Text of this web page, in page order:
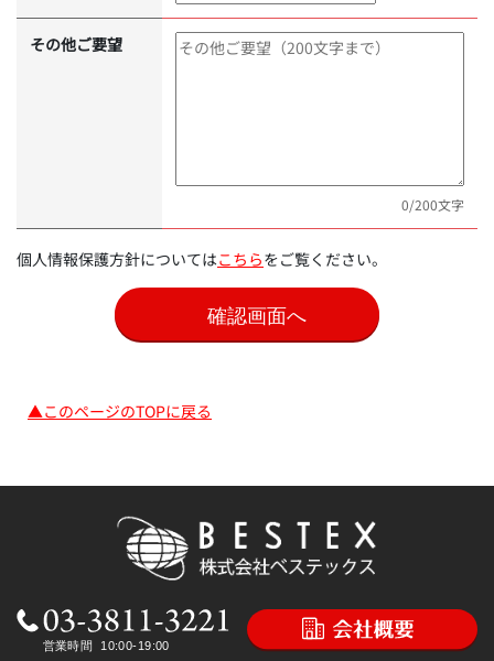
その他ご要望
0/200文字
個人情報保護方針についてはこちらをご覧ください。
▲このページのTOPに戻る